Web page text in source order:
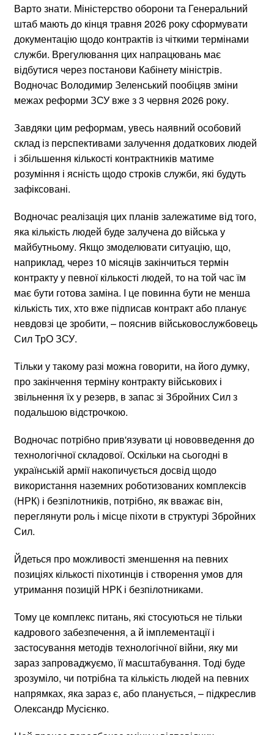
Варто знати. Міністерство оборони та Генеральний
штаб мають до кінця травня 2026 року сформувати
документацію щодо контрактів із чіткими термінами
служби. Врегулювання цих напрацювань має
відбутися через постанови Кабінету міністрів.
Водночас Володимир Зеленський пообіцяв зміни
межах реформи ЗСУ вже з 3 червня 2026 року.
Завдяки цим реформам, увесь наявний особовий
склад із перспективами залучення додаткових людей
і збільшення кількості контрактників матиме
розуміння і ясність щодо строків служби, які будуть
зафіксовані.
Водночас реалізація цих планів залежатиме від того,
яка кількість людей буде залучена до війська у
майбутньому. Якщо змоделювати ситуацію, що,
наприклад, через 10 місяців закінчиться термін
контракту у певної кількості людей, то на той час їм
має бути готова заміна. І це повинна бути не менша
кількість тих, хто вже підписав контракт або планує
невдовзі це зробити, – пояснив військовослужбовець
Сил ТрО ЗСУ.
Тільки у такому разі можна говорити, на його думку,
про закінчення терміну контракту військових і
звільнення їх у резерв, в запас зі Збройних Сил з
подальшою відстрочкою.
Водночас потрібно прив'язувати ці нововведення до
технологічної складової. Оскільки на сьогодні в
українській армії накопичується досвід щодо
використання наземних роботизованих комплексів
(НРК) і безпілотників, потрібно, як вважає він,
переглянути роль і місце піхоти в структурі Збройних
Сил.
Йдеться про можливості зменшення на певних
позиціях кількості піхотинців і створення умов для
утримання позицій НРК і безпілотниками.
Тому це комплекс питань, які стосуються не тільки
кадрового забезпечення, а й імплементації і
застосування методів технологічної війни, яку ми
зараз запроваджуємо, її масштабування. Тоді буде
зрозуміло, чи потрібна та кількість людей на певних
напрямках, яка зараз є, або планується, – підкреслив
Олександр Мусієнко.